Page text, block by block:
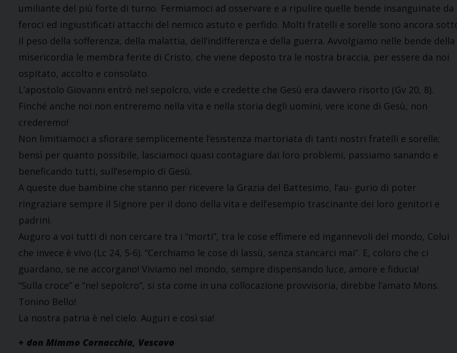
umiliante del più forte di turno. Fermiamoci ad osservare e a ripulire quelle bende insanguinate da
feroci ed ingiustificati attacchi del nemico astuto e perfido. Molti fratelli e sorelle sono ancora
il peso della sofferenza, della malattia, dell’indifferenza e della guerra. Avvolgiamo nelle bende della
misericordia le membra ferite di Cristo, che viene deposto tra le nostra braccia, per essere da noi
ospitato, accolto e consolato.
L’apostolo Giovanni entrò nel sepolcro, vide e credette che Gesù era davvero risorto (Gv 20, 8).
Finché anche noi non entreremo nella vita e nella storia degli uomini, vere icone di Gesù, non
crederemo!
Non limitiamoci a sfiorare semplicemente l’esistenza martoriata di tanti nostri fratelli e sorelle;
bensì per quanto possibile, lasciamoci quasi contagiare dai loro problemi, passiamo sanando e
beneficando tutti, sull’esempio di Gesù.
A queste due bambine che stanno per ricevere la Grazia del Battesimo, l’au- gurio di poter
ringraziare sempre il Signore per il dono della vita e dell’esempio trascinante dei loro genitori e
padrini.
Auguro a voi tutti di non cercare tra i “morti”, tra le cose effimere ed ingannevoli del mondo, Colui
che invece è vivo (Lc 24, 5-6). “Cerchiamo le cose di lassù, senza stancarci mai”. E, coloro che ci
guardano, se ne accorgano! Viviamo nel mondo, sempre dispensando luce, amore e fiducia!
“Sulla croce” e “nel sepolcro”, si sta come in una collocazione provvisoria, direbbe l’amato Mons.
Tonino Bello!
La nostra patria è nel cielo. Auguri e così sia!
+ don Mimmo Cornacchia, Vescovo